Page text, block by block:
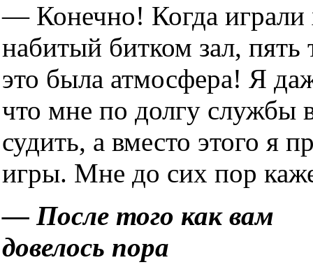
— Конечно! Когда играли
набитый битком зал,
это была атмосфера! Я
что мне по долгу службы
судить, а вместо этого я
игры. Мне до сих пор
— После того как вам
довелось пора